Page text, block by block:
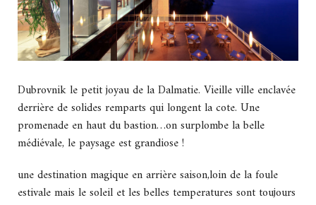
Dubrovnik le petit joyau de la Dalmatie. Vieille ville enclavée
derrière de solides remparts qui longent la cote. Une
promenade en haut du bastion…on surplombe la belle
médiévale, le paysage est grandiose !
une destination magique en arrière saison,loin de la foule
estivale mais le soleil et les belles temperatures sont toujours